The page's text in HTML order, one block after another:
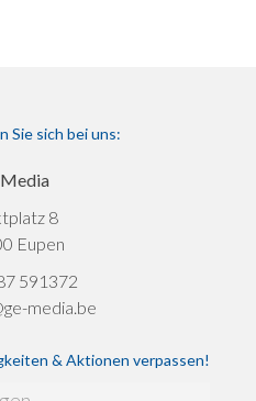
Sie sich bei uns:
8
Eupen
591372
media.be
& Aktionen verpassen!